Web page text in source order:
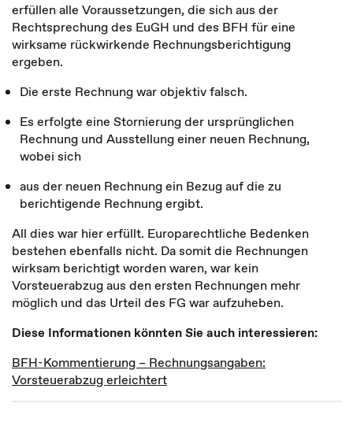
erfüllen alle Voraussetzungen, die sich aus der
Rechtsprechung des EuGH und des BFH für eine
wirksame rückwirkende Rechnungsberichtigung
ergeben.
Die erste Rechnung war objektiv falsch.
Es erfolgte eine Stornierung der ursprünglichen
Rechnung und Ausstellung einer neuen Rechnung,
wobei sich
aus der neuen Rechnung ein Bezug auf die zu
berichtigende Rechnung ergibt.
All dies war hier erfüllt. Europarechtliche Bedenken
bestehen ebenfalls nicht. Da somit die Rechnungen
wirksam berichtigt worden waren, war kein
Vorsteuerabzug aus den ersten Rechnungen mehr
möglich und das Urteil des FG war aufzuheben.
Diese Informationen könnten Sie auch interessieren:
BFH-Kommentierung – Rechnungsangaben:
Vorsteuerabzug erleichtert